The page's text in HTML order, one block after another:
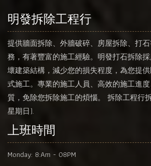
明發拆除工程行
提供牆面拆除、外牆破碎、房屋拆除、打
務，有著豐富的施工經驗。明發打石拆除
壞建築結構，減少您的損失程度，為您提
式施工。專業的施工人員、高效的施工進
質，免除您拆除施工的煩惱。 拆除工程行
星期日).
上班時間
Monday: 8:Am - 08PM